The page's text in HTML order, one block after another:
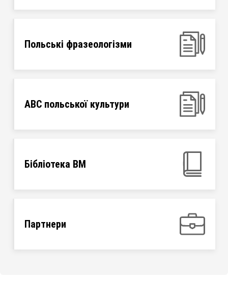
Польські фразеологізми
ABC польської культури
Бібліотека ВМ
Партнери